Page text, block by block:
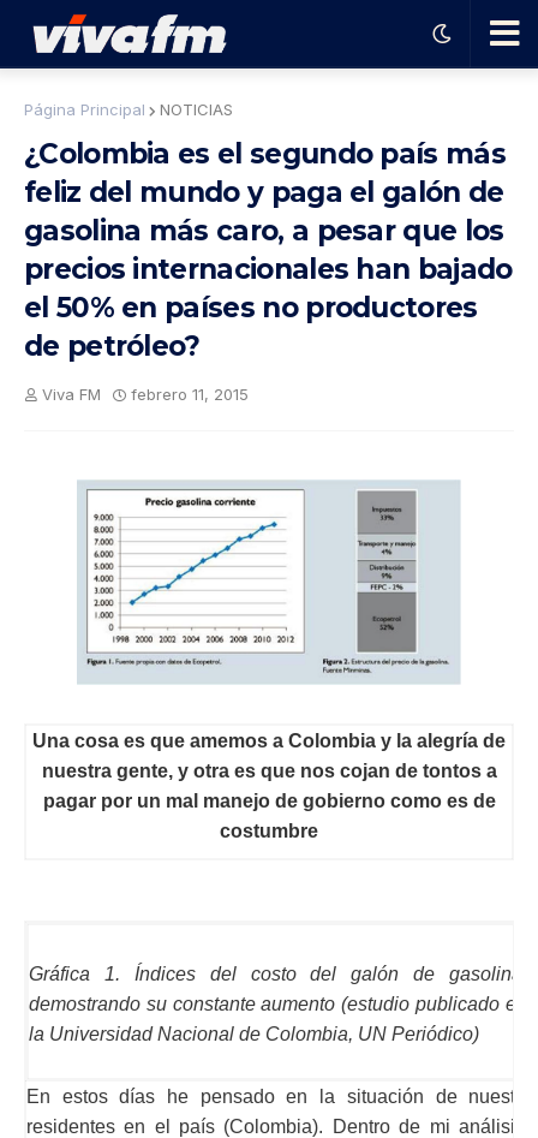
Ha
ble
con
Página Principal NOTICIAS
¿Colombia es el segundo país más
feliz del mundo y paga el galón de
gasolina más caro, a pesar que los
precios internacionales han bajado
el 50% en países no productores
de petróleo?
Viva FM febrero 11, 2015
Una cosa es que amemos a Colombia y la alegría de
nuestra gente, y otra es que nos cojan de tontos a
pagar por un mal manejo de gobierno como es de
costumbre
Gráfica 1. Índices del costo del galón de gasolina
demostrando su constante aumento (estudio publicado en
la Universidad Nacional de Colombia, UN Periódico)
En estos días he pensado en la situación de
residentes en el país (Colombia). Dentro de mi análisis,